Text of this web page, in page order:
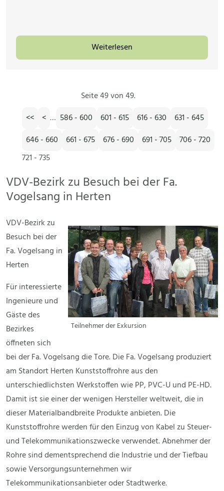
Weiterlesen
Seite 49 von 49.
<<
< … 586 - 600 601 - 615 616 - 630
631 - 645
646 - 660
661 - 675 676 - 690 691 - 705
706 - 720
721 - 735
VDV-Bezirk zu Besuch bei der Fa.
Vogelsang in Herten
Teilnehmer der Exkursion
VDV-Bezirk zu
Besuch bei der
Fa. Vogelsang in
Herten
Für interessierte
Ingenieure und
Gäste des
Bezirkes
öffneten sich
bei der Fa. Vogelsang die Tore. Die Fa. Vogelsang produziert
am Standort Herten Kunststoffrohre aus den
unterschiedlichsten Werkstoffen wie PP, PVC-U und PE-HD.
Damit ist sie einer der wenigen Hersteller weltweit, die in
dieser Materialbandbreite Produkte anbieten. Die
Kunststoffrohre werden für den Einzug von Kabel zu Steuer-
und Telekommunikationszwecke verwendet. Abnehmer der
Rohre sind dementsprechend die Industrie und der Tiefbau
sowie Versorgungsunternehmen wir
Telekommunikationsanbieter oder Stadtwerke.